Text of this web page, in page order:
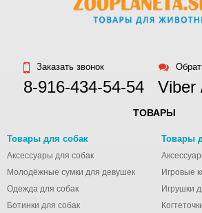
Заказать звонок
8-916-434-54-54 Viber
ТОВАРЫ
Товары для собак
Аксессуары для собак
Молодёжные сумки для девушек
Одежда для собак
Ботинки для собак
Товары
Игровые
Игрушки